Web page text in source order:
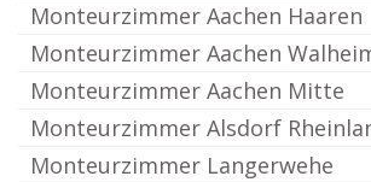
Monteurzimmer Aachen Haaren
Monteurzimmer Aachen
Monteurzimmer Aachen Mitte
Monteurzimmer Alsdorf
Monteurzimmer Langerwehe